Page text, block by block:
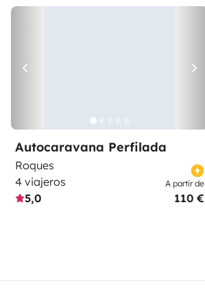
Autocaravana Perfilada
Roques
4 viajeros
5,0
A partir de
110 €